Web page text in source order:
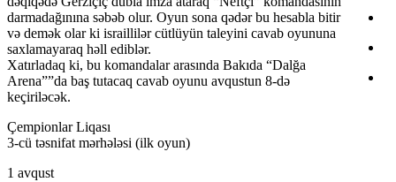
darmadağınına səbəb olur. Oyun sona qədər bu hesabla bitir
və demək olar ki israillilər cütlüyün taleyini cavab oyununa
saxlamayaraq həll ediblər.
Xatırladaq ki, bu komandalar arasında Bakıda “Dalğa
Arena””da baş tutacaq cavab oyunu avqustun 8-də
keçiriləcək.
Çempionlar Liqası
3-cü təsnifat mərhələsi (ilk oyun)
1 avqust